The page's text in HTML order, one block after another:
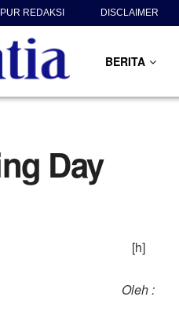
REDAKSI DISCLAIMER
BERITA
Day
[h]
Oleh :